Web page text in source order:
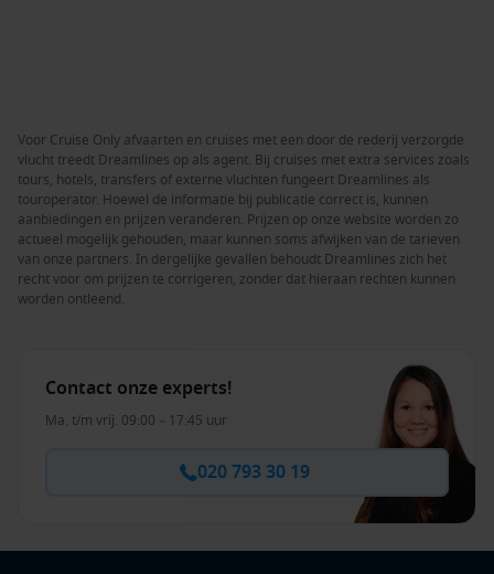
Voor Cruise Only afvaarten en cruises met een door de rederij verzorgde
vlucht treedt Dreamlines op als agent. Bij cruises met extra services zoals
tours, hotels, transfers of externe vluchten fungeert Dreamlines als
touroperator. Hoewel de informatie bij publicatie correct is, kunnen
aanbiedingen en prijzen veranderen. Prijzen op onze website worden zo
actueel mogelijk gehouden, maar kunnen soms afwijken van de tarieven
van onze partners. In dergelijke gevallen behoudt Dreamlines zich het
recht voor om prijzen te corrigeren, zonder dat hieraan rechten kunnen
worden ontleend.
Contact onze experts!
Ma. t/m vrij. 09:00 – 17:45 uur
020 793 30 19